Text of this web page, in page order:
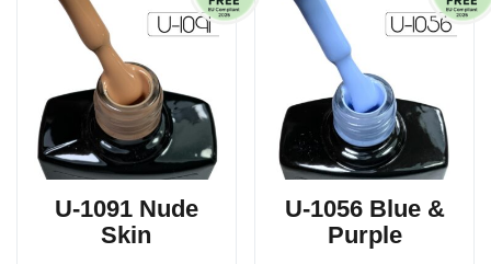
U-1091 Nude
Skin
U-1056 Blue &
Purple